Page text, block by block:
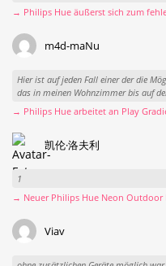
→ Philips Hue äußerst sich zum
m4d-maNu
Hier ist auf jeden Fall einer der die
das in meinen Wohnzimmer bis auf
→ Philips Hue arbeitet an Play
凯伦·洛夫利
1
→ Neuer Philips Hue Neon Outdoor
Viav